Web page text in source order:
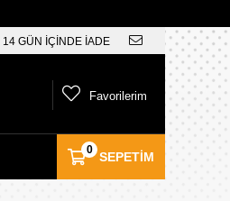
14 GÜN İÇİNDE İADE
SEPETIM
0
Favorilerim